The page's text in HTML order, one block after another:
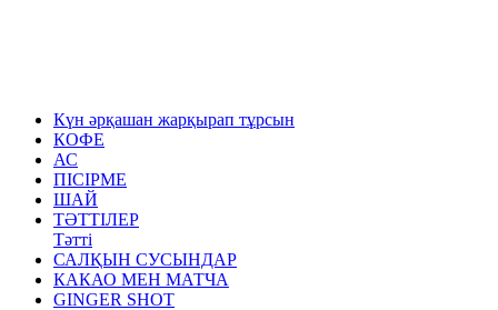
Күн әрқашан жарқырап тұрсын
КОФЕ
АС
ПІСІРМЕ
ШАЙ
ТӘТТІЛЕР
Тәтті
САЛҚЫН СУСЫНДАР
КАКАО МЕН МАТЧА
GINGER SHOT